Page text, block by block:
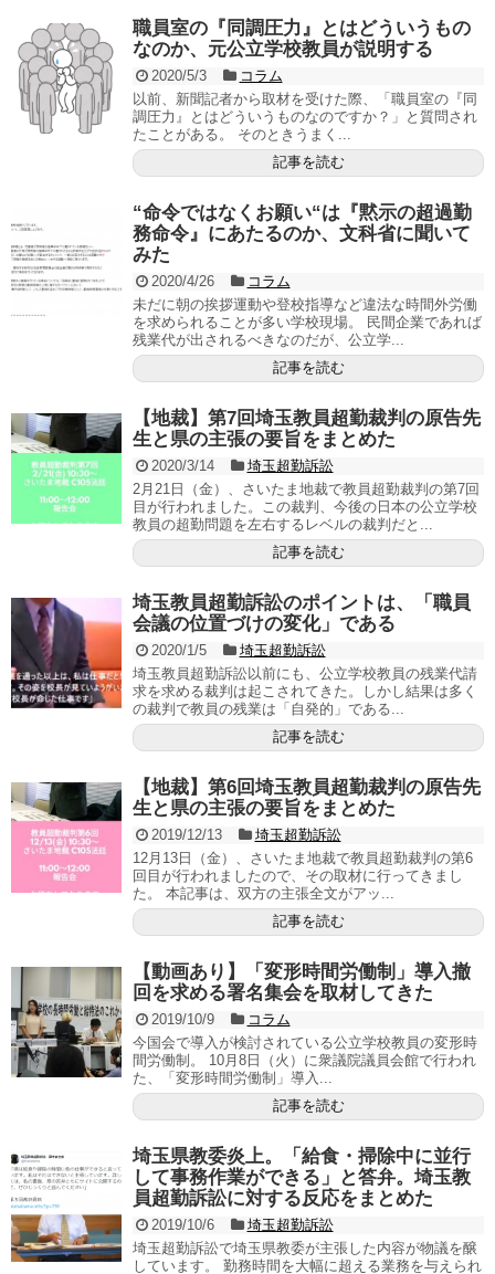
職員室の『同調圧力』とはどういうもの
なのか、元公立学校教員が説明する
2020/5/3
コラム
以前、新聞記者から取材を受けた際、「職員室の『同
調圧力』とはどういうものなのですか？」と質問され
たことがある。 そのときうまく...
記事を読む
“命令ではなくお願い“は『黙示の超過勤
務命令』にあたるのか、文科省に聞いて
みた
2020/4/26
コラム
未だに朝の挨拶運動や登校指導など違法な時間外労働
を求められることが多い学校現場。 民間企業であれば
残業代が出されるべきなのだが、公立学...
記事を読む
【地裁】第7回埼玉教員超勤裁判の原告先
生と県の主張の要旨をまとめた
2020/3/14
埼玉超勤訴訟
2月21日（金）、さいたま地裁で教員超勤裁判の第7回
目が行われました。この裁判、今後の日本の公立学校
教員の超勤問題を左右するレベルの裁判だと...
記事を読む
埼玉教員超勤訴訟のポイントは、「職員
会議の位置づけの変化」である
2020/1/5
埼玉超勤訴訟
埼玉教員超勤訴訟以前にも、公立学校教員の残業代請
求を求める裁判は起こされてきた。しかし結果は多く
の裁判で教員の残業は「自発的」である...
記事を読む
【地裁】第6回埼玉教員超勤裁判の原告先
生と県の主張の要旨をまとめた
2019/12/13
埼玉超勤訴訟
12月13日（金）、さいたま地裁で教員超勤裁判の第6
回目が行われましたので、その取材に行ってきまし
た。 本記事は、双方の主張全文がアッ...
記事を読む
【動画あり】「変形時間労働制」導入撤
回を求める署名集会を取材してきた
2019/10/9
コラム
今国会で導入が検討されている公立学校教員の変形時
間労働制。 10月8日（火）に衆議院議員会館で行われ
た、「変形時間労働制」導入...
記事を読む
埼玉県教委炎上。「給食・掃除中に並行
して事務作業ができる」と答弁。埼玉教
員超勤訴訟に対する反応をまとめた
2019/10/6
埼玉超勤訴訟
埼玉超勤訴訟で埼玉県教委が主張した内容が物議を醸
しています。 勤務時間を大幅に超える業務を与えられ